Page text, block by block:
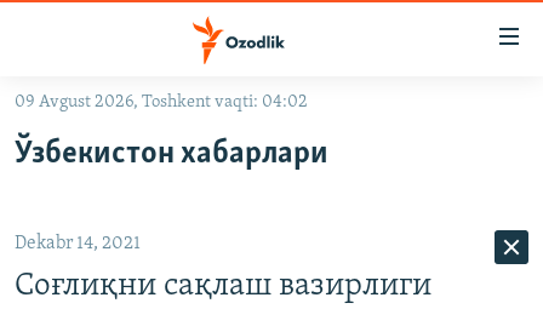
Асосий
Қидиришга
ўтинг
OZODLIK SURISHTIRUVLARI
На русском
09 Avgust 2026, Toshkent vaqti: 04:02
Ўзбекистон хабарлари
Dekabr 14, 2021
Соғлиқни сақлаш вазирлиги